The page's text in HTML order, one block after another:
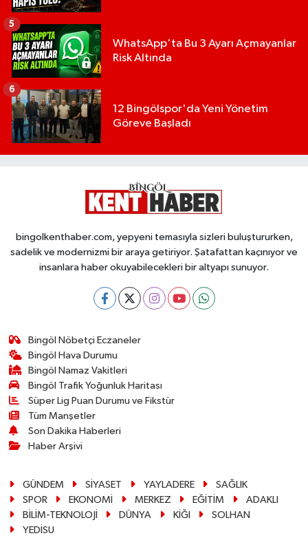
WhatsApp'ta Bu 3 Ayarı Açmayanlar
Risk Altında
5
12 Bingölspor'da Yeni Yönetim
Göreve Başladı
6
bingolkenthaber.com, yepyeni temasıyla sizleri buluştururken,
sadelik ve modernizmi bir araya getiriyor. Şatafattan kaçınıyor ve
insanlara haber okuyabilecekleri bir altyapı sunuyor.
Bingöl Nöbetçi Eczaneler
Bingöl Hava Durumu
Bingöl Namaz Vakitleri
Bingöl Trafik Yoğunluk Haritası
Süper Lig Puan Durumu ve Fikstür
Tüm Manşetler
Son Dakika Haberleri
Haber Arşivi
GÜNDEM SİYASET YAYLADERE
SAĞLIK
SPOR
EKONOMİ MERKEZ EĞİTİM
ADAKLI
BİLİM-TEKNOLOJİ
DÜNYA KİĞI
SOLHAN
YEDİSU